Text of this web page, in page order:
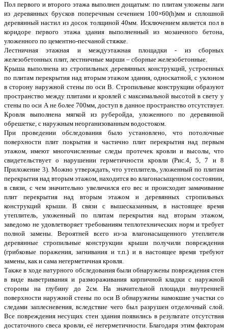
Пол первого и второго этажа выполнен дощатым: по плитам уложены лаги
из деревянных брусков поперечным сечением 100×60(h)мм и сплошной
деревянный настил из досок толщиной 40мм. Исключением является пол в
коридоре первого этажа здания выполненный из мозаичного бетона,
уложенного по цементно-песчаной стяжке.
Лестничная этажная и междуэтажная площадки - из сборных
железобетонных плит, лестничные марши – сборные железобетонные.
Крыша выполнена из стропильных деревянных конструкций, устроенных
по плитам перекрытия над вторым этажом здания, односкатной, с уклоном
в сторону наружной стены по оси В. Стропильные конструкции образуют
пространство между плитами и кровлей с максимальной высотой в свету у
стены по оси А не более 700мм, доступ в данное пространство отсутствует.
Кровля выполнена мягкой из руберойда, уложенного по деревянной
обрешетке, с наружным неорганизованным водостоком.
При проведении обследования было установлено, что потолочные
поверхности плит покрытия и частично плит перекрытия над первым
этажом, имеют многочисленные следы протечек кровли и высолы, что
свидетельствует о нарушении герметичности кровли (Рис.4, 5, 7 и 8
Приложение 3). Можно утверждать, что утеплитель, уложенный по плитам
перекрытия над вторым этажом, находится во влагонасыщенном состоянии,
в связи, с чем значительно увеличился его вес и происходит замачивание
плит перекрытия над вторым этажом и деревянных стропильных
конструкций крыши. В связи с вышесказанным, в настоящее время
утеплитель, уложенный по плитам перекрытия над вторым этажом,
заведомо не удовлетворяет требованиям теплотехнических норм и требует
полной замены. Вероятней всего из-за влагонасыщенного утеплителя
деревянные стропильные конструкции крыши получили повреждения
(грибковые поражения, загнивания и т.п.) и в настоящее время требуют
замены, как и сама негерметичная кровля.
Также в ходе натурного обследования были обнаружены повреждения стен
в виде выветривания и размораживания кирпичной кладки с наружной
стороны на глубину до 2см. На значительной площади внутренней
поверхности наружной стены по оси В обнаружены намокшие участки со
следами заплесневения, вследствие чего был разрушен отделочный слой.
Все повреждения несущих стен здания появились в результате отсутствия
достаточного свеса кровли, её негерметичности. Благодаря этим факторам